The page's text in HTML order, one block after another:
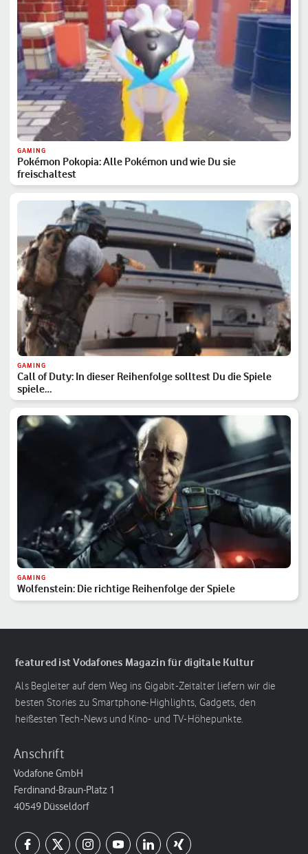
GAMING
Pokémon Pokopia: Alle Pokémon und wie Du sie
freischaltest
GAMING
Call of Duty: In dieser Reihenfolge solltest Du die Spiele
spiele…
GAMING
Wolfenstein: Die richtige Reihenfolge der Spiele
featured ist Vodafones Magazin für digitale Kultur
Als Begleiter auf dem Weg ins Gigabit-Zeitalter liefern wir die
besten Stories zu Smartphone-Highlights, Gadgets, den
heißesten Tech-News und Kino- und TV-Höhepunkte.
Anschrift
Vodafone GmbH
Ferdinand-Braun-Platz 1
40549 Düsseldorf